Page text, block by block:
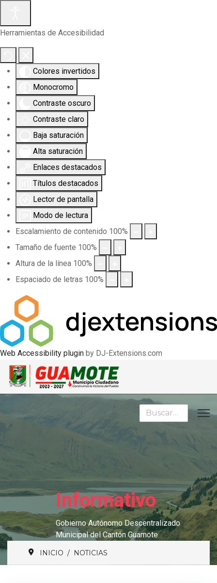
Herramientas de Accesibilidad
Colores invertidos
Monocromo
Contraste oscuro
Contraste claro
Baja saturación
Alta saturación
Enlaces destacados
Títulos destacados
Lector de pantalla
Modo de lectura
Escalamiento de contenido 100%
Tamaño de fuente 100%
Altura de la línea 100%
Espaciado de letras 100%
Web Accessibility plugin by DJ-Extensions.com
Buscar
Informativo
Gobierno Autónomo Descentralizado
Municipal del Cantón Guamote
INICIO NOTICIAS